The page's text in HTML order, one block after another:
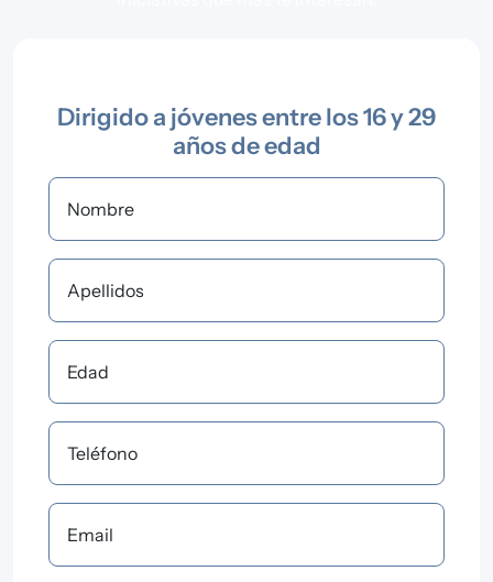
Dirigido a jóvenes entre los 16 y 29
años de edad
Nombre
Apellidos
Edad
Teléfono
Email